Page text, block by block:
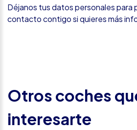
Déjanos tus datos personales para
contacto contigo si quieres más
Otros coches
interesarte